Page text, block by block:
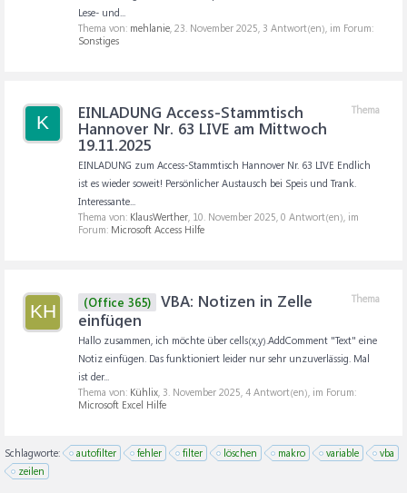
Lese- und...
Thema von: mehlanie 23. November 2025 , 3 Antwort(en), im Forum:
Sonstiges
K
Thema
EINLADUNG Access-Stammtisch
Hannover Nr. 63 LIVE am Mittwoch
19.11.2025
EINLADUNG zum Access-Stammtisch Hannover Nr. 63 LIVE Endlich
ist es wieder soweit! Persönlicher Austausch bei Speis und Trank.
Interessante...
Thema von: KlausWerther 10. November 2025 , 0 Antwort(en), im
Forum: Microsoft Access Hilfe
KH
Thema
(Office 365)
VBA: Notizen in Zelle
einfügen
Hallo zusammen, ich möchte über cells(x,y).AddComment "Text" eine
Notiz einfügen. Das funktioniert leider nur sehr unzuverlässig. Mal
ist der...
Thema von: Kühlix 3. November 2025 , 4 Antwort(en), im Forum:
Microsoft Excel Hilfe
Schlagworte: autofilter fehler filter löschen makro variable
vba
zeilen